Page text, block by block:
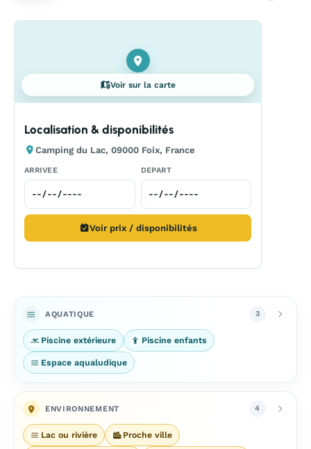
Voir sur la carte
Localisation & disponibilités
Camping du Lac, 09000 Foix, France
ARRIVEE DEPART
Voir prix / disponibilités
AQUATIQUE 3
Piscine extérieure Piscine enfants
Espace aqualudique
ENVIRONNEMENT 4
Lac ou rivière Proche ville